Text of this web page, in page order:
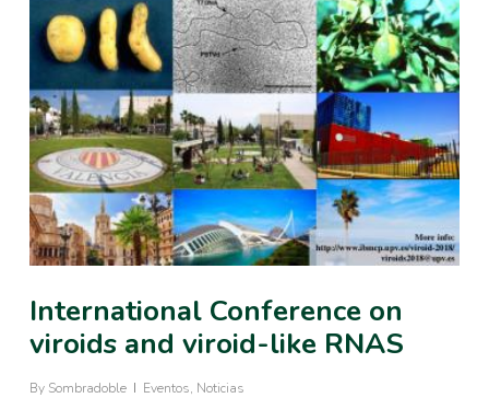
International Conference on
viroids and viroid-like RNAS
By Sombradoble Eventos, Noticias